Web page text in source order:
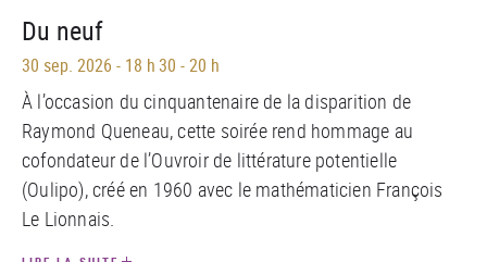
Du neuf
30 sep. 2026 - 18 h 30 - 20 h
À l’occasion du cinquantenaire de la disparition de
Raymond Queneau, cette soirée rend hommage au
cofondateur de l’Ouvroir de littérature potentielle
(Oulipo), créé en 1960 avec le mathématicien François
Le Lionnais.